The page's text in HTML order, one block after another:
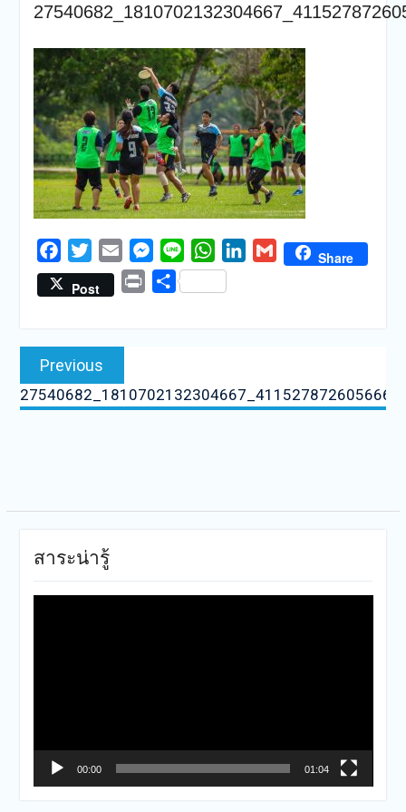
FacebookTwitterEmail Messenger
Line WhatsAppLinkedIn
Gmail Share
Post
Print Share
แนะแนว
เรื่อง
Previous
สาระน่ารู้
00:00 01:04